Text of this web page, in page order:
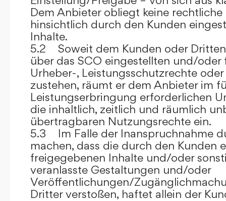
Dem Anbieter obliegt keine
hinsichtlich durch den Kunden
Inhalte.
5.2 Soweit dem Kunden oder
über das SCO eingestellten und/
Urheber-, Leistungsschutzrechte
zustehen, räumt er dem Anbieter im
Leistungserbringung erforderlichen
die inhaltlich, zeitlich und räumlich
übertragbaren Nutzungsrechte ein.
5.3 Im Falle der Inanspruchnahme
machen, dass die durch den Kunden
freigegebenen Inhalte und/oder
veranlasste Gestaltungen und/oder
Veröffentlichungen/
Dritter verstoßen, haftet allein der